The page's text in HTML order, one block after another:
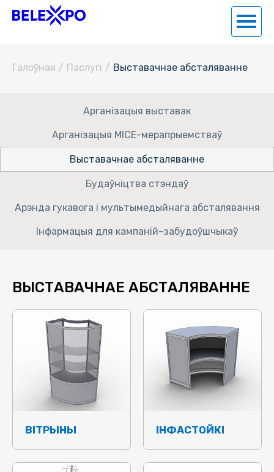
Галоўная / Паслугi / Выставачнае абсталяванне
Арганізацыя выставак
Арганізацыя MICE-мерапрыемстваў
Выставачнае абсталяванне
Будаўніцтва стэндаў
Арэнда гукавога і мультымедыйнага абсталявання
Інфармацыя для кампаній-забудоўшчыкаў
ВЫСТАВАЧНАЕ АБСТАЛЯВАННЕ
ВІТРЫНЫ ІНФАСТОЙКІ